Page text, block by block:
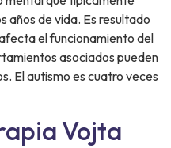
años de vida. Es resultado
el funcionamiento del
asociados pueden
El autismo es cuatro veces
Vojta